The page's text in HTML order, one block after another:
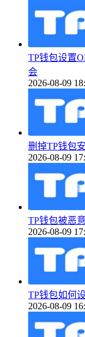
TP钱包设置
会
2026-08-09
删掉TP钱包
2026-08-09
TP钱包被恶
2026-08-09
TP钱包如何
2026-08-09